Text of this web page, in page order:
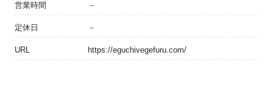
営業時間 －
定休日 －
URL https://eguchivegefuru.com/